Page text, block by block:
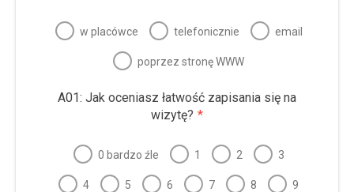
w placówce telefonicznie email
poprzez stronę WWW
A01: Jak oceniasz łatwość zapisania się na
wizytę? *
0 bardzo źle 1 2 3
4 5 6 7 8 9